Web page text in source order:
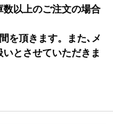
以上のご注文の場合
を頂きます。また､メ
とさせていただきま